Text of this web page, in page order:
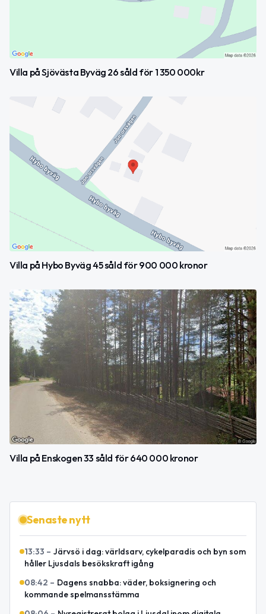
Villa på Sjövästa Byväg 26 såld för 1 350 000kr
Villa på Hybo Byväg 45 såld för 900 000 kronor
Villa på Enskogen 33 såld för 640 000 kronor
Senaste nytt
13:33 – Järvsö i dag: världsarv, cykelparadis och byn som
håller Ljusdals besökskraft igång
08:42 – Dagens snabba: väder, boksignering och
kommande spelmansstämma